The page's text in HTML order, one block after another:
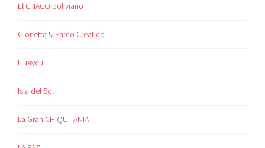
El CHACO boliviano
Glorietta & Parco Creatico
Huayculi
Isla del Sol
La Gran CHIQUITANIA